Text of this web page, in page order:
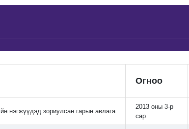
Огноо
нэгжүүдэд зориулсан гарын авлага
2013 оны 3-р
сар